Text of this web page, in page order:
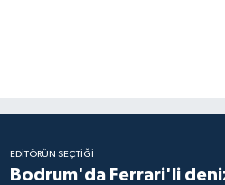
EDITÖRÜN SEÇTIĞI
Bodrum'da Ferrari'li